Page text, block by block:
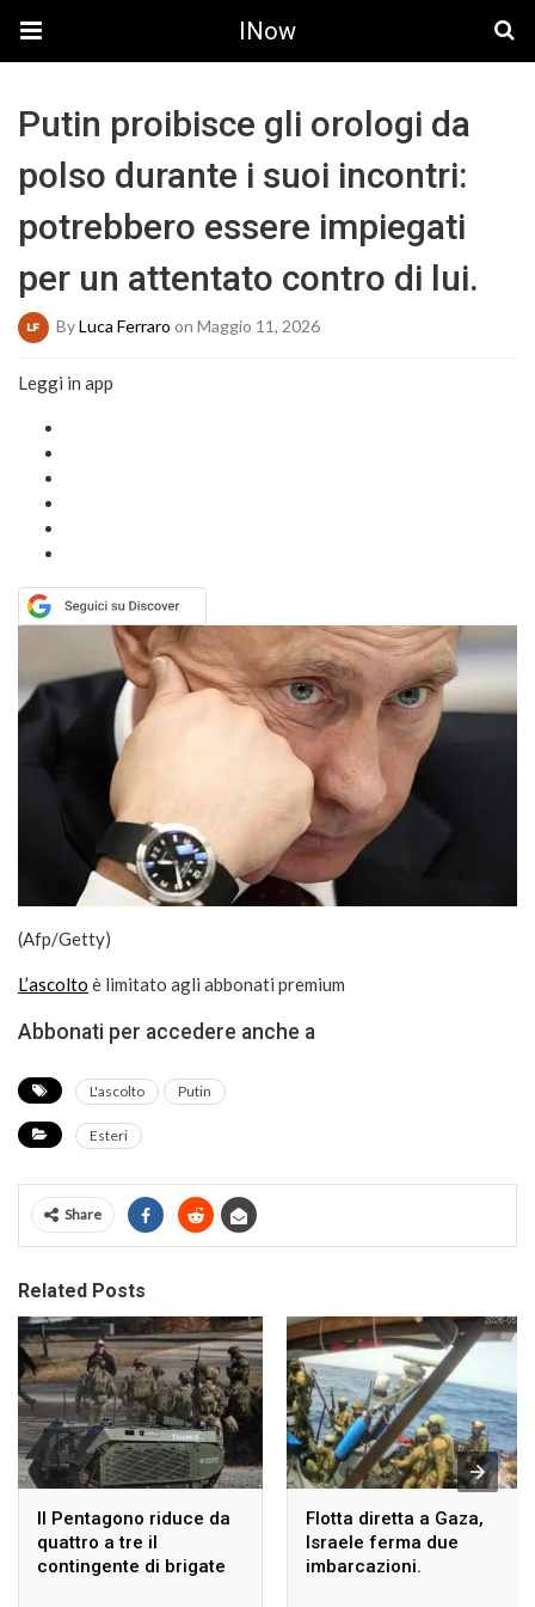
INow
Putin proibisce gli orologi da
polso durante i suoi incontri:
potrebbero essere impiegati
per un attentato contro di lui.
ByLuca Ferraro on Maggio 11, 2026
Leggi in app
(Afp/Getty)
L’ascolto è limitato agli abbonati premium
Abbonati per accedere anche a
L'ascolto Putin
Esteri
Share
Related Posts
Il Pentagono riduce da
quattro a tre il
contingente di brigate
Flotta diretta a Gaza,
Israele ferma due
imbarcazioni.